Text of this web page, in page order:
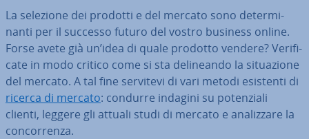
La selezione dei prodotti e del mercato sono de­ter­mi­
nan­ti per il successo futuro del vostro business online.
Forse avete già un’idea di quale prodotto vendere? Ve­ri­fi­
ca­te in modo critico come si sta de­li­nean­do la si­tua­zio­ne
del mercato. A tal fine servitevi di vari metodi esistenti di
ricerca di mercato: condurre indagini su po­ten­zia­li
clienti, leggere gli attuali studi di mercato e ana­liz­za­re la
con­cor­ren­za.